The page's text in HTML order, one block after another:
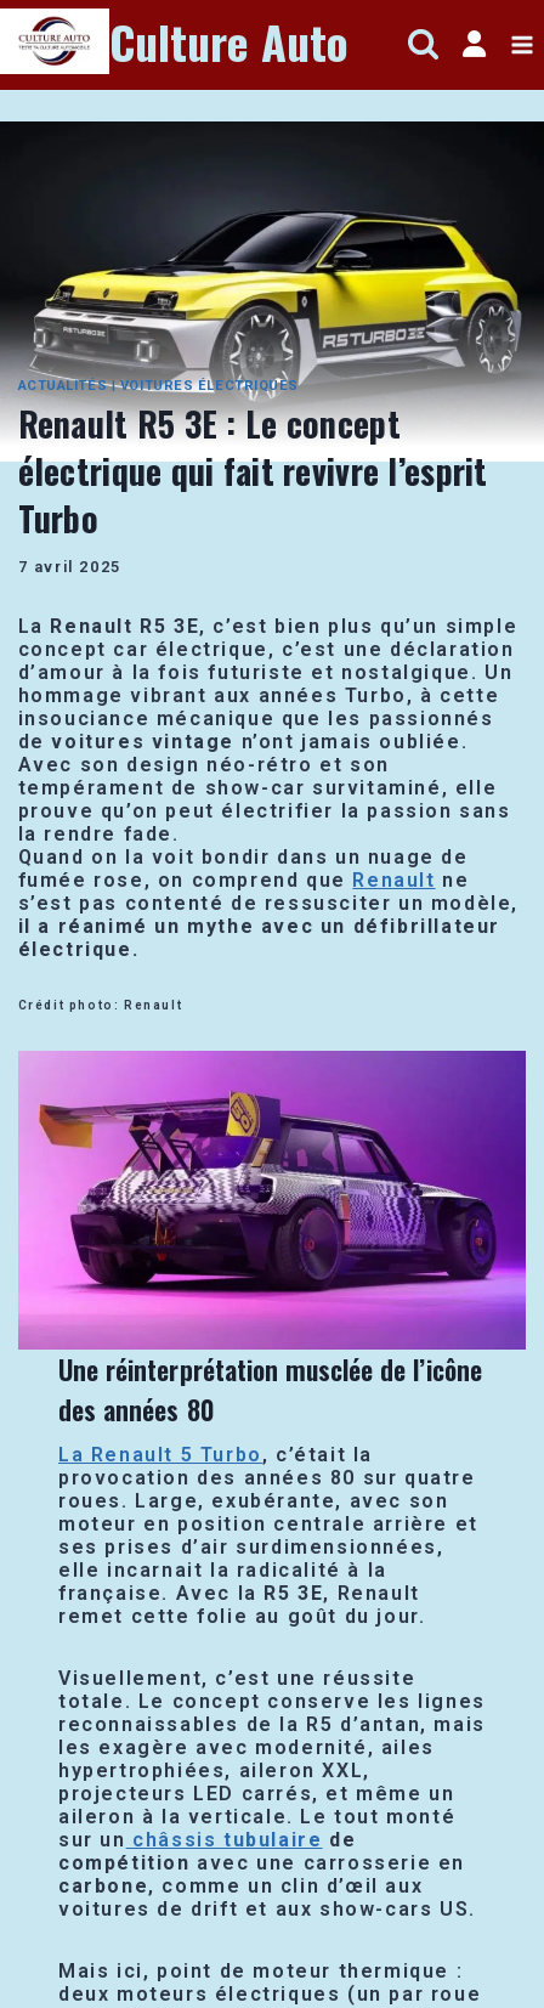
Aller
au
contenu
Culture Auto
ACTUALITÉS|VOITURES ÉLECTRIQUES
Renault R5 3E : Le concept
électrique qui fait revivre l’esprit
Turbo
7 avril 2025
La Renault R5 3E, c’est bien plus qu’un simple
concept car électrique, c’est une déclaration
d’amour à la fois futuriste et nostalgique. Un
hommage vibrant aux années Turbo, à cette
insouciance mécanique que les passionnés
devoitures vintage n’ont jamais oubliée.
Avec son design néo-rétro et son
tempérament de show-car survitaminé, elle
prouve qu’on peut électrifier la passion sans
la rendre fade.
Quand on la voit bondir dans un nuage de
fumée rose, on comprend que Renault ne
s’est pas contenté de ressusciter un modèle,
il a réanimé un mythe avec un défibrillateur
électrique.
Crédit photo: Renault
Une réinterprétation musclée de l’icône
des années 80
La Renault 5 Turbo , c’était la
provocation des années 80 sur quatre
roues. Large, exubérante, avec son
moteur en position centrale arrière et
ses prises d’air surdimensionnées,
elle incarnait la radicalité à la
française. Avec la R5 3E, Renault
remet cette folie au goût du jour.
Visuellement, c’est une réussite
totale. Le concept conserve les lignes
reconnaissables de la R5 d’antan, mais
les exagère avec modernité, ailes
hypertrophiées, aileron XXL,
projecteurs LED carrés, et même un
aileron à la verticale. Le tout monté
sur un châssistubulaire de
compétition avec une carrosserie en
carbone, comme un clin d’œil aux
voitures de drift et aux show-cars US.
Mais ici, point de moteur thermique :
deux moteurs électriques (un par roue